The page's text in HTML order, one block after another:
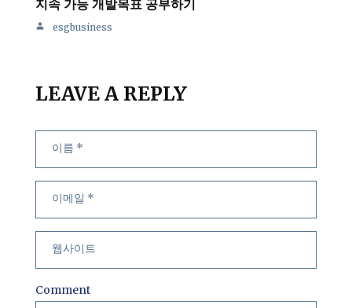
지속 가능 개발목표 공부하기
esgbusiness
LEAVE A REPLY
Comment